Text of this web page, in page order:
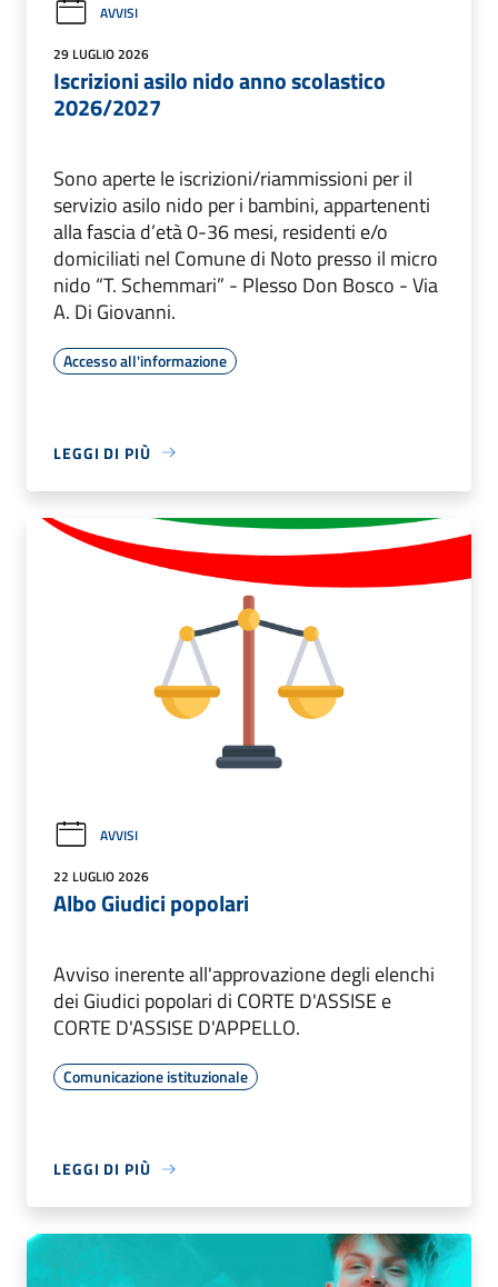
AVVISI
29 LUGLIO 2026
Iscrizioni asilo nido anno scolastico
2026/2027
Sono aperte le iscrizioni/riammissioni per il
servizio asilo nido per i bambini, appartenenti
alla fascia d’età 0-36 mesi, residenti e/o
domiciliati nel Comune di Noto presso il micro
nido “T. Schemmari” - Plesso Don Bosco - Via
A. Di Giovanni.
Accesso all'informazione
LEGGI DI PIÙ
AVVISI
22 LUGLIO 2026
Albo Giudici popolari
Avviso inerente all'approvazione degli elenchi
dei Giudici popolari di CORTE D'ASSISE e
CORTE D'ASSISE D'APPELLO.
Comunicazione istituzionale
LEGGI DI PIÙ